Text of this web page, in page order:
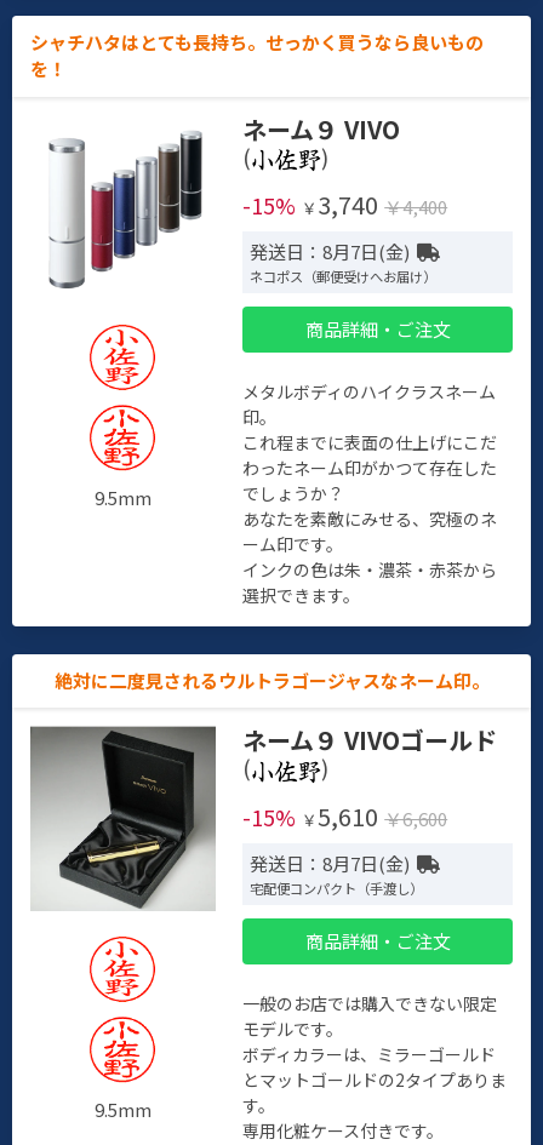
シャチハタはとても長持ち。せっかく買うなら良いもの
を！
9.5mm
ネーム９ VIVO
(
)
-15% ￥ 3,740 ￥4,400
発送日：8月7日(金)
ネコポス（郵便受けへお届け）
商品詳細・ご注文
メタルボディのハイクラスネーム
印。
これ程までに表面の仕上げにこだ
わったネーム印がかつて存在した
でしょうか？
あなたを素敵にみせる、究極のネ
ーム印です。
インクの色は朱・濃茶・赤茶から
選択できます。
絶対に二度見されるウルトラゴージャスなネーム印。
9.5mm
ネーム９ VIVOゴールド
(
)
-15% ￥ 5,610 ￥6,600
発送日：8月7日(金)
宅配便コンパクト（手渡し）
商品詳細・ご注文
一般のお店では購入できない限定
モデルです。
ボディカラーは、ミラーゴールド
とマットゴールドの2タイプありま
す。
専用化粧ケース付きです。